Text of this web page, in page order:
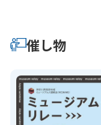
催し物